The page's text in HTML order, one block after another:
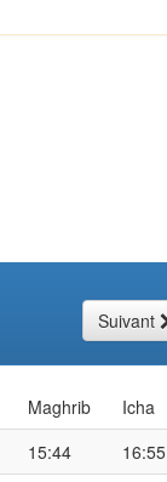
Suivant
Maghrib
Icha
15:44
16:55